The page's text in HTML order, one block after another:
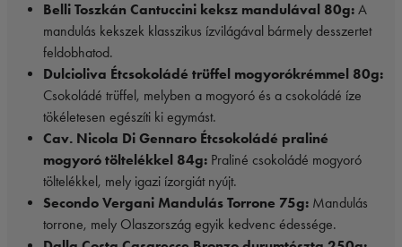
Belli Toszkán Cantuccini keksz mandulával 80g: A
mandulás kekszek klasszikus ízvilágával bármely desszertet
feldobhatod.
Dulcioliva Étcsokoládé trüffel mogyorókrémmel 80g:
Csokoládé trüffel, melyben a mogyoró és a csokoládé íze
tökéletesen egészíti ki egymást.
Cav. Nicola Di Gennaro Étcsokoládé praliné
mogyoró töltelékkel 84g: Praliné csokoládé mogyoró
töltelékkel, mely igazi ízorgiát nyújt.
Secondo Vergani Mandulás Torrone 75g: Mandulás
torrone, mely Olaszország egyik kedvenc édessége.